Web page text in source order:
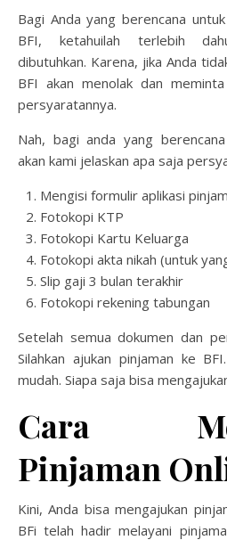
Bagi Anda yang berencana
BFI, ketahuilah terlebih
dibutuhkan. Karena, jika Anda
BFI akan menolak dan
persyaratannya.
Nah, bagi anda yang
akan kami jelaskan apa saja
Mengisi formulir aplikasi
Fotokopi KTP
Fotokopi Kartu Keluarga
Fotokopi akta nikah (untuk
Slip gaji 3 bulan terakhir
Fotokopi rekening tabungan
Setelah semua dokumen dan
Silahkan ajukan pinjaman ke
mudah. Siapa saja bisa
Cara
Pinjaman
Kini, Anda bisa mengajukan
BFi telah hadir melayani